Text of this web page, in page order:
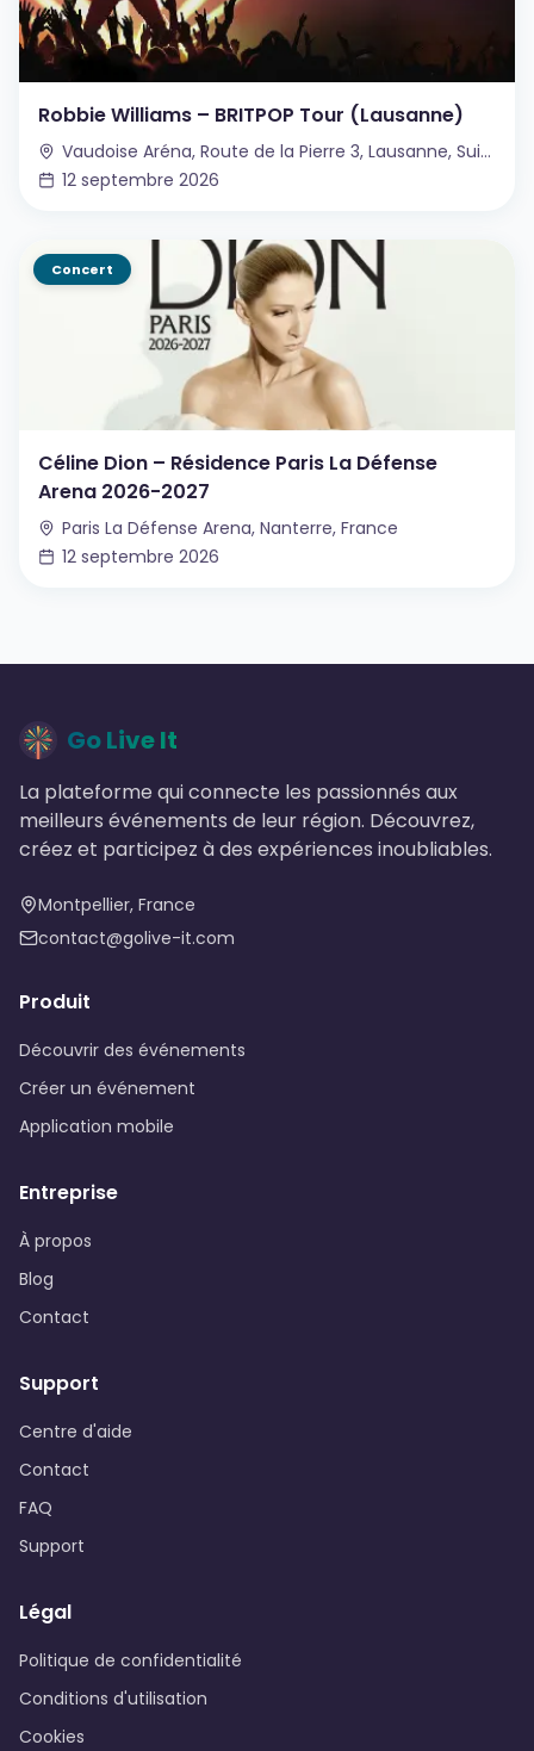
Robbie Williams – BRITPOP Tour (Lausanne)
Vaudoise Aréna, Route de la Pierre 3, Lausanne, Suisse
12 septembre 2026
Concert
Céline Dion – Résidence Paris La Défense
Arena 2026-2027
Paris La Défense Arena, Nanterre, France
12 septembre 2026
Go Live It
La plateforme qui connecte les passionnés aux
meilleurs événements de leur région. Découvrez,
créez et participez à des expériences inoubliables.
Montpellier, France
contact@golive-it.com
Produit
Découvrir des événements
Créer un événement
Application mobile
Entreprise
À propos
Blog
Contact
Support
Centre d'aide
Contact
FAQ
Support
Légal
Politique de confidentialité
Conditions d'utilisation
Cookies